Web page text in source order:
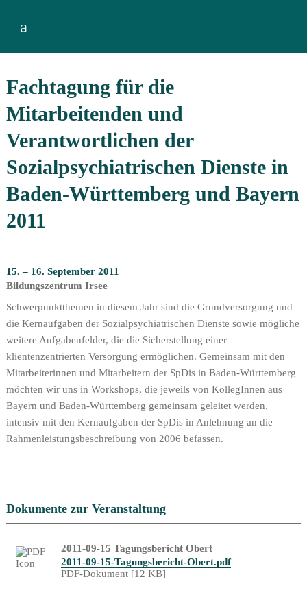
a
Fachtagung für die
Mitarbeitenden und
Verantwortlichen der
Sozialpsychiatrischen Dienste in
Baden-Württemberg und Bayern
2011
15. – 16. September 2011
Bildungszentrum Irsee
Schwerpunktthemen in diesem Jahr sind die Grundversorgung und
die Kernaufgaben der Sozialpsychiatrischen Dienste sowie mögliche
weitere Aufgabenfelder, die die Sicherstellung einer
klientenzentrierten Versorgung ermöglichen. Gemeinsam mit den
Mitarbeiterinnen und Mitarbeitern der SpDis in Baden-Württemberg
möchten wir uns in Workshops, die jeweils von KollegInnen aus
Bayern und Baden-Württemberg gemeinsam geleitet werden,
intensiv mit den Kernaufgaben der SpDis in Anlehnung an die
Rahmenleistungsbeschreibung von 2006 befassen.
Dokumente zur Veranstaltung
2011-09-15 Tagungsbericht Obert
2011-09-15-Tagungsbericht-Obert.pdf
PDF-Dokument [12 KB]